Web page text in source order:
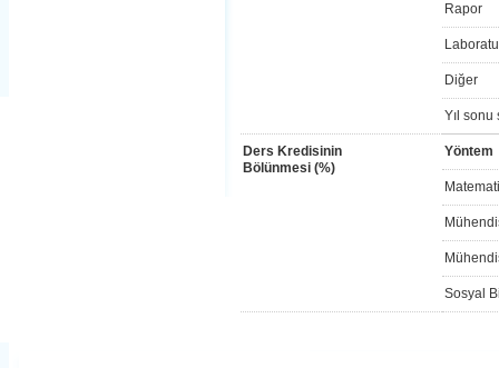
Rapor
Diğer
Yıl sonu
Ders Kredisinin
Bölünmesi (%)
Yöntem
Sosyal